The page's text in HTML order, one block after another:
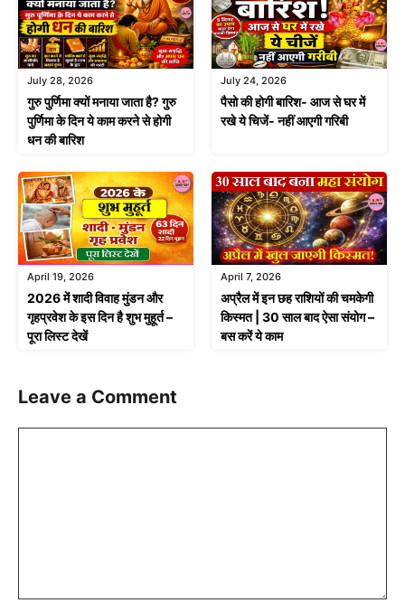
July 28, 2026
गुरु पुर्णिमा क्यों मनाया जाता है? गुरु
पुर्णिमा के दिन ये काम करने से होगी
धन की बारिश
July 24, 2026
पैसो की होगी बारिश- आज से घर में
रखे ये चिजें- नहीं आएगी गरिबी
April 19, 2026
2026 में शादी विवाह मुंडन और
गृहप्रवेश के इस दिन है शुभ मुहूर्त –
पूरा लिस्ट देखें
April 7, 2026
अप्रैल में इन छह राशियों की चमकेगी
किस्मत | 30 साल बाद ऐसा संयोग –
बस करें ये काम
Leave a Comment